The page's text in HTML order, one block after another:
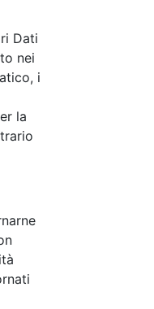
Dati
nei
i
la